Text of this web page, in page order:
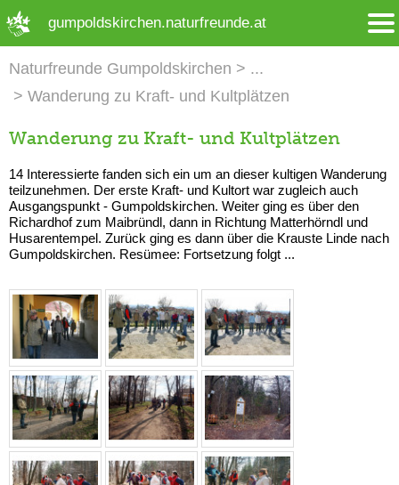
gumpoldskirchen.naturfreunde.at
Naturfreunde Gumpoldskirchen
Wanderung zu Kraft- und Kultplätzen
Wanderung zu Kraft- und Kultplätzen
14 Interessierte fanden sich ein um an dieser kultigen Wanderung
teilzunehmen. Der erste Kraft- und Kultort war zugleich auch
Ausgangspunkt - Gumpoldskirchen. Weiter ging es über den
Richardhof zum Maibründl, dann in Richtung Matterhörndl und
Husarentempel. Zurück ging es dann über die Krauste Linde nach
Gumpoldskirchen. Resümee: Fortsetzung folgt ...